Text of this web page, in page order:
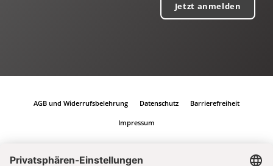
Jetzt anmelden
AGB und Widerrufsbelehrung Datenschutz Barrierefreiheit
Impressum